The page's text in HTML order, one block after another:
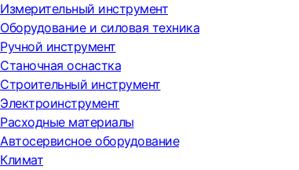
Измерительный инструмент
Оборудование и силовая техника
Ручной инструмент
Станочная оснастка
Строительный инструмент
Электроинструмент
Расходные материалы
Автосервисное оборудование
Климат